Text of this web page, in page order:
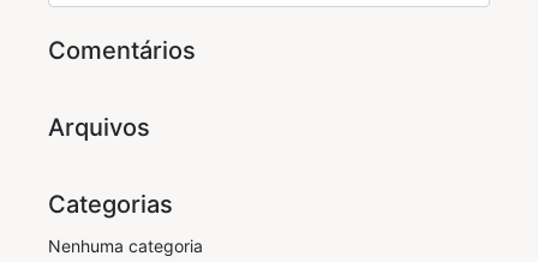
Comentários
Arquivos
Categorias
Nenhuma categoria